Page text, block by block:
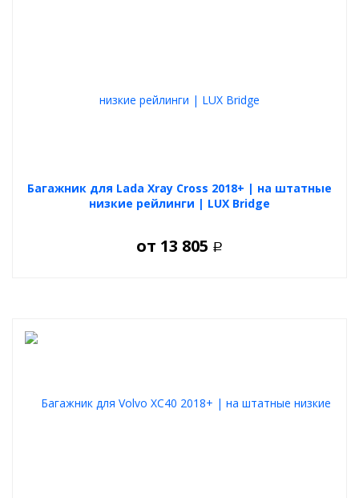
Багажник для Lada Xray Cross 2018+ | на штатные
низкие рейлинги | LUX Bridge
от 13 805 Р